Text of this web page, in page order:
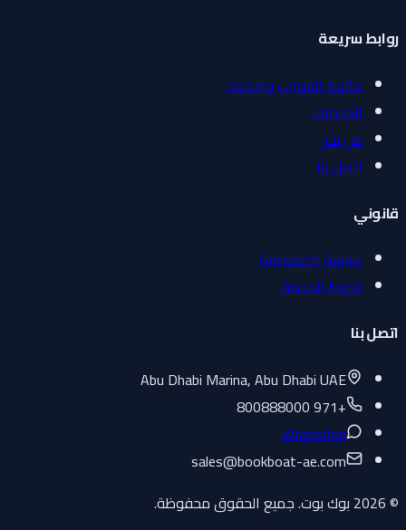
روابط سريعة
قائمة القوارب واليخوت
الخدمات
من نحن
اتصل بنا
قانوني
سياسة الخصوصية
شروط الخدمة
اتصل بنا
Abu Dhabi Marina, Abu Dhabi UAE
+971 800888000
WhatsApp
sales@bookboat-ae.com
© 2026 بوك بوت. جميع الحقوق محفوظة.